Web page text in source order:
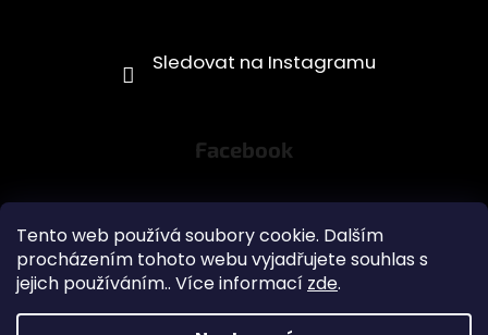
Tento web používá soubory cookie. Dalším
procházením tohoto webu vyjadřujete souhlas s
jejich používáním.. Více informací zde.
Facebook
Obchodní podmínky